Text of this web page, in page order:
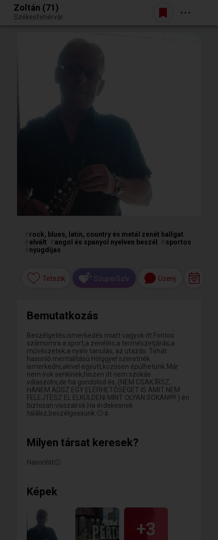
Egy jó randiból bármi lehet.
Belépés
Zoltán (71)
Székesfehérvár
rock, blues, latin, country és metál zenét hallgat
elvált angol és spanyol nyelven beszél
sportos
nyugdíjas
Tetszik SzuperSzív Üzenj
Bemutatkozás
Beszélgetés,ismerkedés miatt vagyok itt.Fontos
számomra a sport,a zenélés,a természetjárás,a
művészetek,a nyelv tanulás, az utazás. Tehát
hasonló mentalitású Hölggyel szeretnék
ismerkedni,akivel együtt,közösen épülhetünk.Már
nem írok senkinek,hiszen itt nem szokás
válaszolni,de ha gondolod és, (NEM CSAK ÍRSZ,
HANEM ADSZ EGY ELÉRHETŐSÉGET IS AMIT NEM
FELEJTESZ EL ELKÜLDENI MINT OLYAN SOKAN!!!!! ) én
biztosan visszaírok.Ha érdekesnek
találsz,beszélgessünk.🙂🌷
Milyen társat keresek?
Hasonlót🙂
Képek
+3